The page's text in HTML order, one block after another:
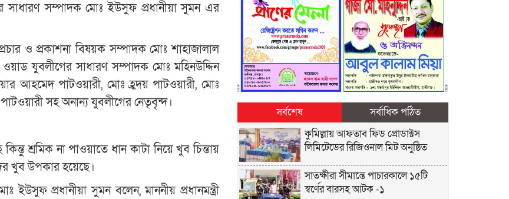
সাধারণ সম্পাদক মোঃ ইউসুফ প্রধানীয়া সুমন এর
ও প্রকাশনা বিষয়ক সম্পাদক মোঃ শাহাজালাল
যুবলীগের সাধারণ সম্পাদক মোঃ মহিনউদ্দিন
আহমেদ পাটওয়ারী, মোঃ হ্্রদয় পাটওয়ারী, মোঃ
সহ অনান্য যুবলীগের নেতৃবৃন্দ।
শ্রমিক না পাওয়াতে ধান কাটা নিয়ে খুব চিন্তায়
খুব উপকার হয়েছে।
প্রধানীয়া সুমন বলেন, মাননীয় প্রধানমন্ত্রী
সর্বশেষ
সর্বাধিক পঠিত
কুমিল্লায় আফতাব ফিড প্রোডাক্টস
লিমিটেডের রিজিওনাল মিট অনুষ্ঠিত
সাতক্ষীরা সীমান্তে পাচারকালে ১৫টি
স্বর্ণের বারসহ আটক -১